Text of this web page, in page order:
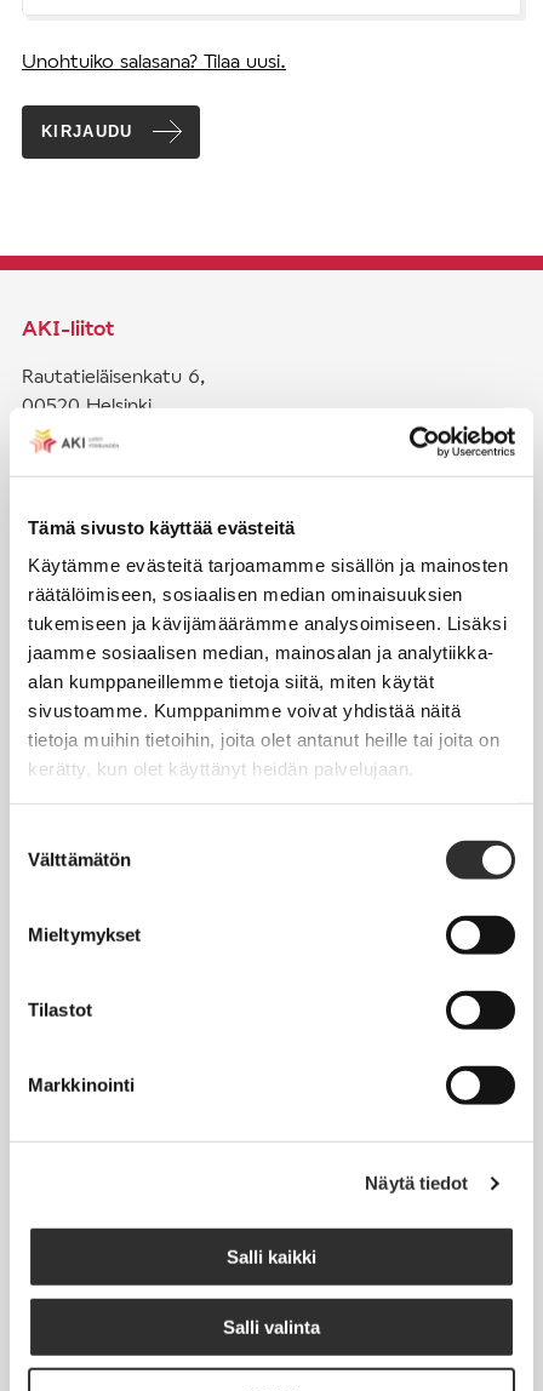
Tämä sivusto käyttää evästeitä
Käytämme evästeitä tarjoamamme sisällön ja mainosten
räätälöimiseen, sosiaalisen median ominaisuuksien
tukemiseen ja kävijämäärämme analysoimiseen. Lisäksi
jaamme sosiaalisen median, mainosalan ja analytiikka-
alan kumppaneillemme tietoja siitä, miten käytät
sivustoamme. Kumppanimme voivat yhdistää näitä
tietoja muihin tietoihin, joita olet antanut heille tai joita on
kerätty, kun olet käyttänyt heidän palvelujaan.
valinta
Välttämätön
Mieltymykset
Tilastot
Markkinointi
Näytä tiedot
Salli kaikki
Salli valinta
Unohtuiko salasana? Tilaa uusi.
KIRJAUDU
AKI-liitot
Rautatieläisenkatu 6,
00520 Helsinki
puh. (09) 4270 1503
Seuraa meitä somessa:
JÄSENYYS
Henkilöjäsenyys
Jäsenmaksujen työnantajaperintä
Matkalaskut
Tapahtumakalenteri
JOBI
TYÖELÄMÄOPAS